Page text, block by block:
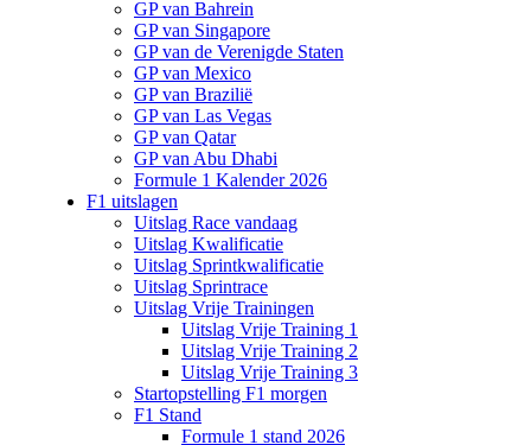
GP van Bahrein
GP van Singapore
GP van de Verenigde Staten
GP van Mexico
GP van Brazilië
GP van Las Vegas
GP van Qatar
GP van Abu Dhabi
Formule 1 Kalender 2026
F1 uitslagen
Uitslag Race vandaag
Uitslag Kwalificatie
Uitslag Sprintkwalificatie
Uitslag Sprintrace
Uitslag Vrije Trainingen
Uitslag Vrije Training 1
Uitslag Vrije Training 2
Uitslag Vrije Training 3
Startopstelling F1 morgen
F1 Stand
Formule 1 stand 2026